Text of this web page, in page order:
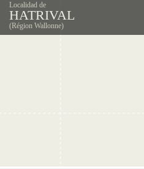
Localidad de
HATRIVAL
(Région Wallonne)